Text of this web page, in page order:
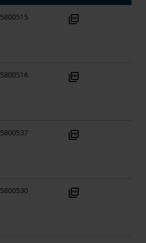
5800515 picture_as_pdf
5800516 picture_as_pdf
5800537 picture_as_pdf
5800530 picture_as_pdf